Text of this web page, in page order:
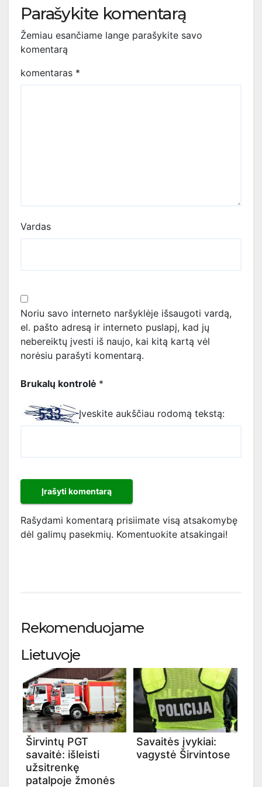
Parašykite komentarą
Žemiau esančiame lange parašykite savo
komentarą
komentaras *
Vardas
Noriu savo interneto naršyklėje išsaugoti vardą,
el. pašto adresą ir interneto puslapį, kad jų
nebereiktų įvesti iš naujo, kai kitą kartą vėl
norėsiu parašyti komentarą.
Brukalų kontrolė *
Įveskite aukščiau rodomą tekstą:
Rašydami komentarą prisiimate visą atsakomybę
dėl galimų pasekmių. Komentuokite atsakingai!
Rekomenduojame
Lietuvoje
Širvintų PGT
savaitė: išleisti
užsitrenkę
patalpoje žmonės
Savaitės įvykiai:
vagystė Širvintose